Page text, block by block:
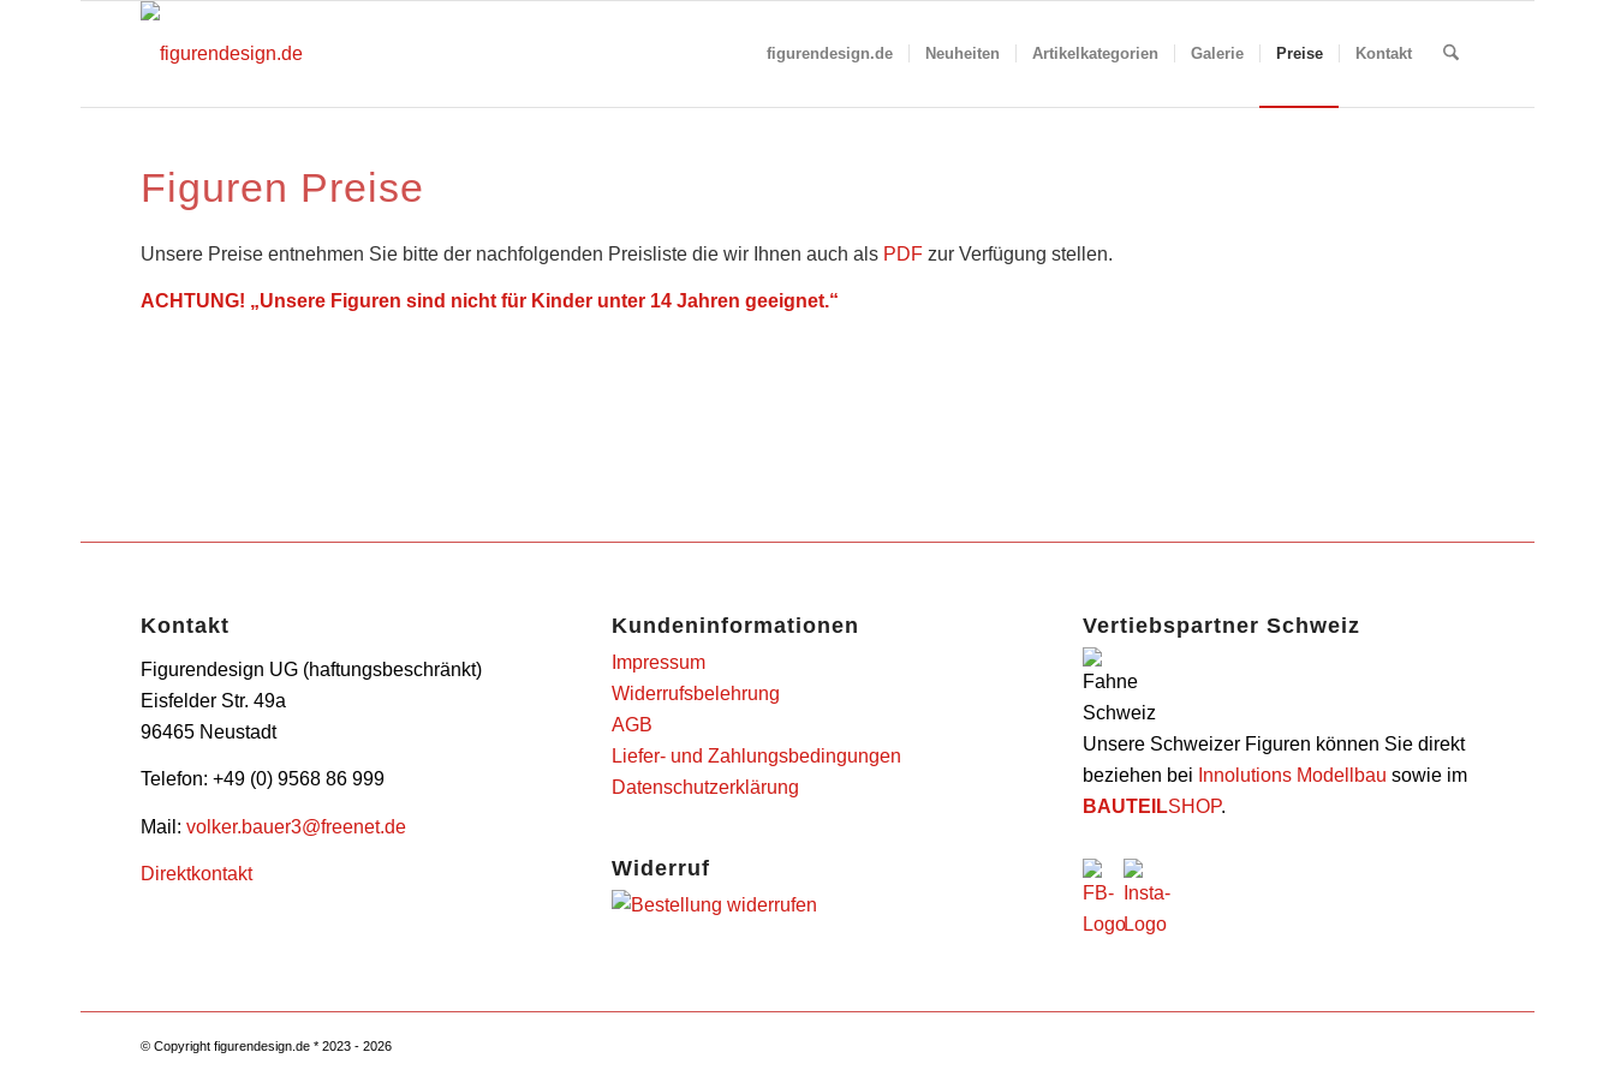
figurendesign.de Neuheiten Artikelkategorien Galerie Preise Kontakt
Figuren Preise
Unsere Preise entnehmen Sie bitte der nachfolgenden Preisliste die wir Ihnen auch als PDF zur Verfügung stellen.
ACHTUNG! „Unsere Figuren sind nicht für Kinder unter 14 Jahren geeignet.“
Kontakt
Figurendesign UG (haftungsbeschränkt)
Eisfelder Str. 49a
96465 Neustadt
Telefon: +49 (0) 9568 86 999
Mail:volker.bauer3@freenet.de
Direktkontakt
Kundeninformationen
Impressum
Widerrufsbelehrung
AGB
Liefer- und Zahlungsbedingungen
Datenschutzerklärung
Widerruf
Vertiebspartner Schweiz
Unsere Schweizer Figuren können Sie direkt
beziehen bei Innolutions Modellbau sowie im
BAUTEILSHOP.
© Copyright figurendesign.de * 2023 - 2026